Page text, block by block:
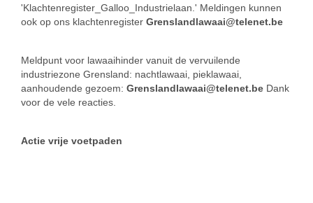
'Klachtenregister_Galloo_Industrielaan.' Meldingen kunnen
ook op ons klachtenregister Grenslandlawaai@telenet.be
Meldpunt voor lawaaihinder vanuit de vervuilende
industriezone Grensland: nachtlawaai, pieklawaai,
aanhoudende gezoem: Grenslandlawaai@telenet.be Dank
voor de vele reacties.
Actie vrije voetpaden